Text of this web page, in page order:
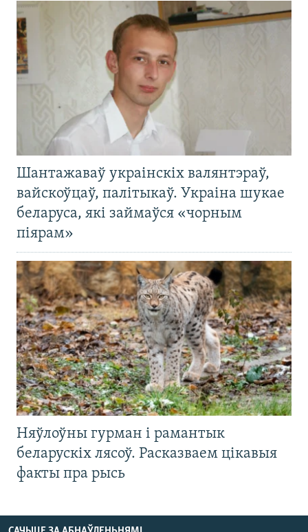
Шантажаваў украінскіх валянтэраў,
вайскоўцаў, палітыкаў. Украіна шукае
беларуса, які займаўся «чорным
піярам»
Няўлоўны гурман і рамантык
беларускіх лясоў. Расказваем цікавыя
факты пра рысь